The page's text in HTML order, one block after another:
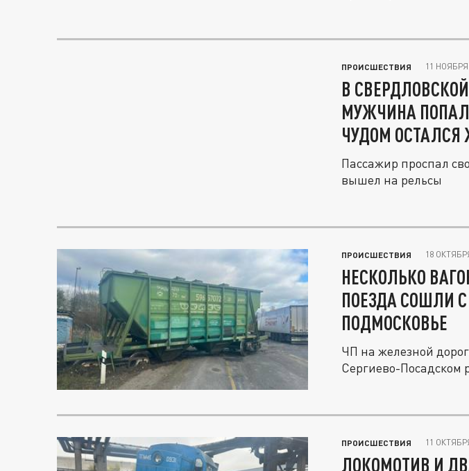
ПРОИСШЕСТВИЯ 11 НОЯБРЯ
В
МУЖЧИНА
ЧУДОМ ОСТАЛСЯ
Пассажир проспал
вышел на рельсы
ПРОИСШЕСТВИЯ 18
НЕСКОЛЬКО
ПОЕЗДА СОШЛИ
ПОДМОСКОВЬЕ
ЧП на железной
Сергиево-Посадском
ПРОИСШЕСТВИЯ 11
ЛОКОМОТИВ И